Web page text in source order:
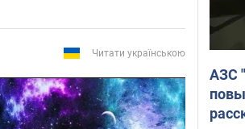
Читати українською
АЗС